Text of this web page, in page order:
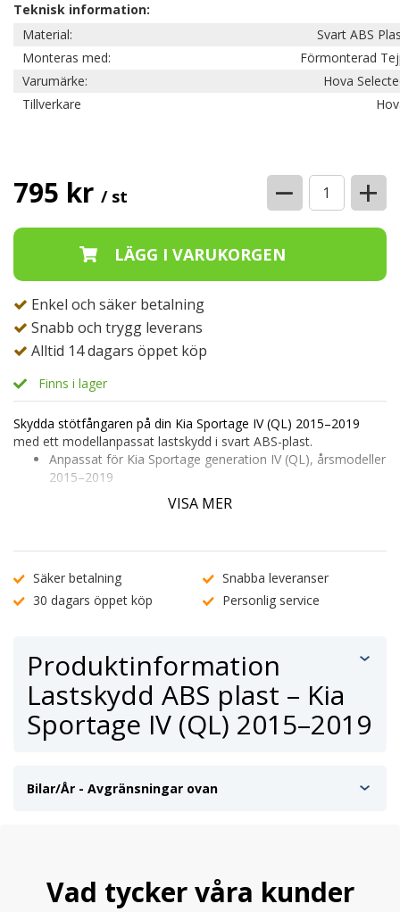
Teknisk information:
Material:
Svart ABS
Monteras med:
Förmonterad
Varumärke:
Hova
Tillverkare
795 kr / st − +
Enkel och säker betalning
Snabb och trygg leverans
Alltid 14 dagars öppet köp
Finns i lager
Skydda stötfångaren på din Kia Sportage IV (QL) 2015–2019
med ett modellanpassat lastskydd i svart ABS-plast.
Anpassat för Kia Sportage generation IV (QL), årsmodeller
2015–2019
Minskar risken för repor och slitage vid i- och urlastning
Enkel montering med förmonterad tejp – inga verktyg
Kontrollera passform genom att ange ditt registreringsnummer
ellerkontakta vår kundtjänst
VISA MER
Säker betalning
Snabba leveranser
30 dagars öppet köp
Personlig service
Produktinformation
Lastskydd ABS plast – Kia
Sportage IV (QL) 2015–2019
Bilar/År - Avgränsningar ovan
Vad tycker våra kunder